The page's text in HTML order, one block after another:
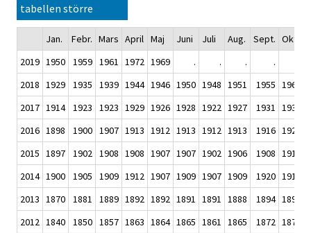
tabellen större
Jan. Febr. Mars April Maj Juni Juli Aug. Sept. Okt.
2019 1950 1959 1961 1972 1969 . . . .
2018 1929 1935 1939 1944 1946 1950 1948 1951 1955 1960
2017 1914 1923 1923 1929 1926 1928 1922 1927 1931 1931
2016 1898 1900 1907 1913 1912 1913 1912 1913 1916 1920
2015 1897 1902 1908 1908 1907 1907 1902 1906 1908 1911
2014 1900 1905 1909 1912 1907 1909 1907 1909 1920 1916
2013 1870 1881 1889 1892 1892 1891 1891 1888 1894 1897
2012 1840 1850 1857 1863 1864 1865 1861 1865 1872 1875